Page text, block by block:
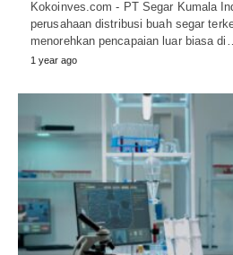
Kokoinves.com - PT Segar Kumala
perusahaan distribusi buah segar
menorehkan pencapaian luar biasa
1 year ago